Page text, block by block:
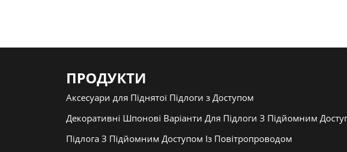
ПРОДУКТИ
Підлога З Підйомним Доступом Із Повітропроводом
Декоративні Шпонові Варіанти Для Підлоги З Підйомним
Аксесуари для Піднятої Підлоги з Доступом